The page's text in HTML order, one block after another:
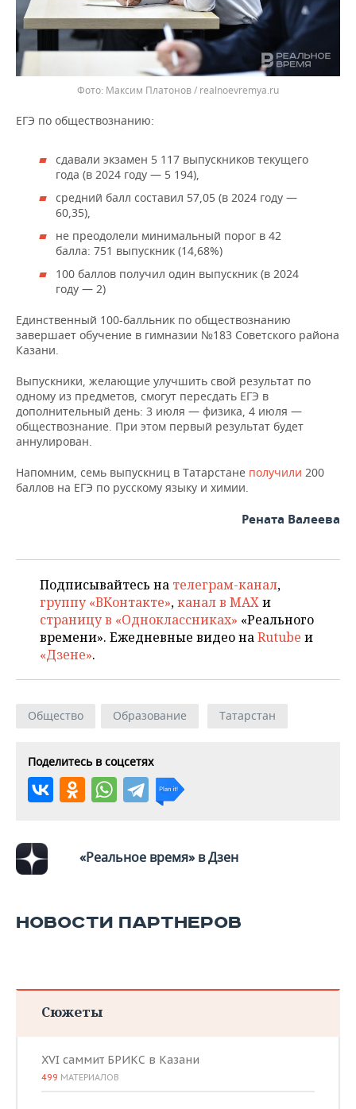
Максим Платонов / realnoevremya.ru
ЕГЭ по обществознанию:
сдавали экзамен 5 117 выпускников текущего
года (в 2024 году — 5 194),
средний балл составил 57,05 (в 2024 году —
60,35),
не преодолели минимальный порог в 42
балла: 751 выпускник (14,68%)
100 баллов получил один выпускник (в 2024
году — 2)
Единственный 100-балльник по обществознанию
завершает обучение в гимназии №183 Советского района
Казани.
Выпускники, желающие улучшить свой результат по
одному из предметов, смогут пересдать ЕГЭ в
дополнительный день: 3 июля — физика, 4 июля —
обществознание. При этом первый результат будет
аннулирован.
Напомним, семь выпускниц в Татарстане получили 200
баллов на ЕГЭ по русскому языку и химии.
Рената Валеева
Подписывайтесь на телеграм-канал,
группу «ВКонтакте»,канал в MAXи
страницу в «Одноклассниках» «Реального
времени». Ежедневные видео наRutube и
«Дзене».
Общество Образование Татарстан
Поделитесь в соцсетях
«Реальное время» в Дзен
НОВОСТИ ПАРТНЕРОВ
Сюжеты
XVI саммит БРИКС в Казани
499 МАТЕРИАЛОВ